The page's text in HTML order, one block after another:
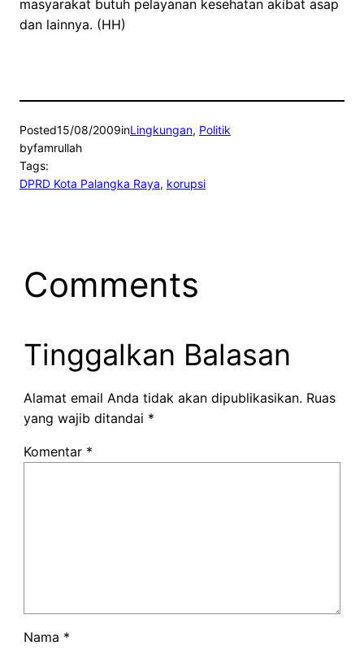
masyarakat butuh pelayanan kesehatan akibat asap
dan lainnya. (HH)
Posted15/08/2009inLingkungan, Politik
byfamrullah
Tags:
DPRD Kota Palangka Raya, korupsi
Comments
Tinggalkan Balasan
Alamat email Anda tidak akan dipublikasikan. Ruas
yang wajib ditandai *
Komentar *
Nama *